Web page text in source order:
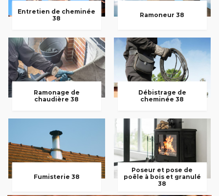
Entretien de cheminée
38
Ramoneur 38
Ramonage de
chaudière 38
Débistrage de
cheminée 38
Fumisterie 38
Poseur et pose de
poêle à bois et granulé
38